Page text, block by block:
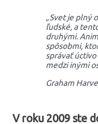
„Svet je plný
ľudské, a
druhými.
spôsobmi,
správať
medzi inými
Graham
V roku 2009 ste